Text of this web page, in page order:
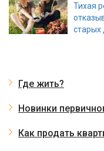
Тихая
старых
Где жить?
Новинки
Как продать